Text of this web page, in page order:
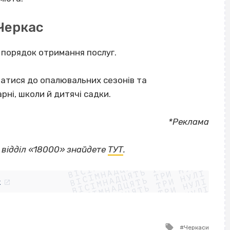
отримання послуг.
до опалювальних сезонів та
школи й дитячі садки.
*Реклама
«18000» знайдете ТУТ.
ВІСІМНАДЦЯТЬ ТРИ НУЛІ
ВІСІМНАДЦЯТЬ ТРИ НУЛІ
ВІСІМНАДЦЯТЬ ТРИ НУЛІ
ВІСІМНАДЦЯТЬ ТРИ НУЛІ
ВІСІМНАДЦЯТЬ ТРИ НУЛІ
ВІСІМНАДЦЯТЬ ТРИ НУЛІ
ВІСІМНАДЦЯТЬ ТРИ НУЛІ
ВІСІМНАДЦЯТЬ ТРИ НУЛІ
Tagged
Черкаси